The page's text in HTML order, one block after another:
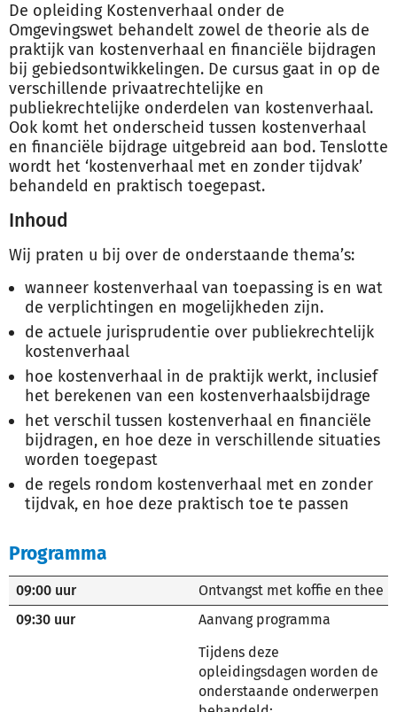
De opleiding Kostenverhaal onder de
Omgevingswet behandelt zowel de theorie als de
praktijk van kostenverhaal en financiële bijdragen
bij gebiedsontwikkelingen. De cursus gaat in op de
verschillende privaatrechtelijke en
publiekrechtelijke onderdelen van kostenverhaal.
Ook komt het onderscheid tussen kostenverhaal
en financiële bijdrage uitgebreid aan bod. Tenslotte
wordt het ‘kostenverhaal met en zonder tijdvak’
behandeld en praktisch toegepast.
Inhoud
Wij praten u bij over de onderstaande thema’s:
wanneer kostenverhaal van toepassing is en wat
de verplichtingen en mogelijkheden zijn.
de actuele jurisprudentie over publiekrechtelijk
kostenverhaal
hoe kostenverhaal in de praktijk werkt, inclusief
het berekenen van een kostenverhaalsbijdrage
het verschil tussen kostenverhaal en financiële
bijdragen, en hoe deze in verschillende situaties
worden toegepast
de regels rondom kostenverhaal met en zonder
tijdvak, en hoe deze praktisch toe te passen
Programma
09:00 uur
Ontvangst met koffie en thee
09:30 uur
Aanvang programma
Tijdens deze
opleidingsdagen worden de
onderstaande onderwerpen